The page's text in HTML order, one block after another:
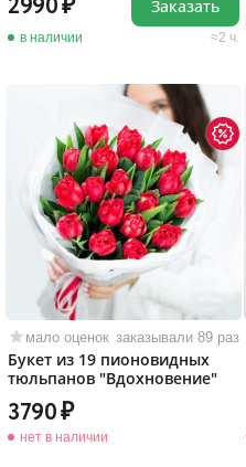
2990
в наличии 2 ч.
Заказать
мало оценок заказывали 89 раз
Букет из 19 пионовидных
тюльпанов "Вдохновение"
3790
нет в наличии